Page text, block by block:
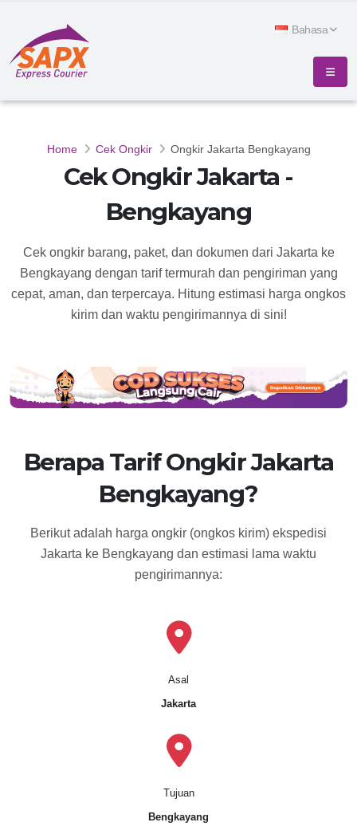
Bahasa
Home Cek Ongkir Ongkir Jakarta Bengkayang
Cek Ongkir Jakarta -
Bengkayang
Cek ongkir barang, paket, dan dokumen dari Jakarta ke
Bengkayang dengan tarif termurah dan pengiriman yang
cepat, aman, dan terpercaya. Hitung estimasi harga ongkos
kirim dan waktu pengirimannya di sini!
Berapa Tarif Ongkir Jakarta
Bengkayang?
Berikut adalah harga ongkir (ongkos kirim) ekspedisi
Jakarta ke Bengkayang dan estimasi lama waktu
pengirimannya:
Asal
Jakarta
Tujuan
Bengkayang